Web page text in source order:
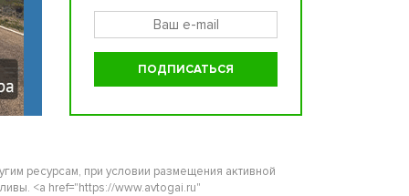
ресурсам, при условии размещения активной
<a href="https://www.avtogai.ru"